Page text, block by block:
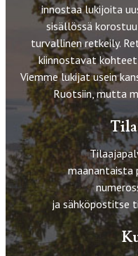
innostaa lukijoita
sisällössä
turvallinen retkeily.
kiinnostavat
Viemme lukijat usein
Ruotsiin, mutta
maanantaista
ja sähköpostitse